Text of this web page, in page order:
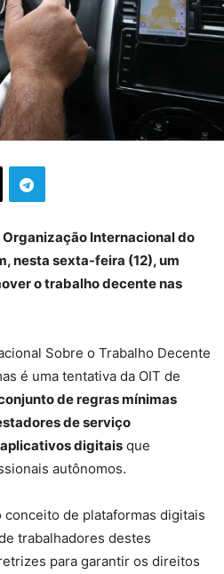
Internacional do
nesta sexta-feira (12), um
o trabalho decente nas
Sobre o Trabalho Decente
é uma tentativa da OIT de
de regras mínimas
de serviço
digitais que
autônomos.
de plataformas digitais
trabalhadores destes
para garantir os direitos